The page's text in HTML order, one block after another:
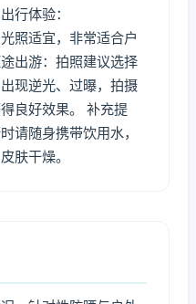
行体验：
照适宜，非常适合户
出游：拍照建议选择
现逆光、过曝，拍摄
良好效果。 补充提
请随身携带饮用水，
肤干燥。